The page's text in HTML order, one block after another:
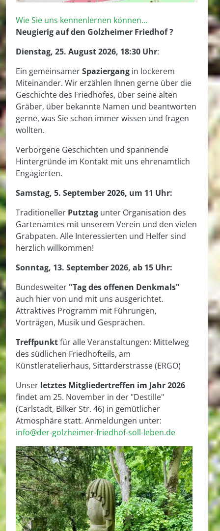
Wie Sie uns kennenlernen können...
Neugierig auf den Golzheimer Friedhof ?
Dienstag, 25. August 2026, 18:30 Uhr:
Ein gemeinsamerSpaziergang in lockerem
Miteinander. Wir erzählen Ihnen gerne über die
Geschichte des Friedhofes, über seine alten
Gräber, über bekannte Namen und beantworten
gerne, was Sie schon immer wissen und fragen
wollten.
Verborgene Geschichten und spannende
Hintergründe im Kontakt mit uns ehrenamtlich
Engagierten.
Samstag, 5. September 2026, um 11 Uhr:
Traditioneller Putztag unter Organisation des
Gartenamtes mit unserem Verein und den vielen
Grabpaten. Alle Interessierten und Helfer sind
herzlich willkommen!
Sonntag, 13. September 2026, ab 15 Uhr:
Bundesweiter "Tag des offenen Denkmals"
auch hier von und mit uns ausgerichtet.
Attraktives Programm mit Führungen,
Vorträgen, Musik und Gesprächen.
Treffpunktfür alle Veranstaltungen: Mittelweg
des südlichen Friedhofteils, am
Künstleratelierhaus, Sittarderstrasse (ERGO)
Unser letztes Mitgliedertreffen im Jahr 2026
findet am 25. November in der "Destille"
(Carlstadt, Bilker Str. 46) in gemütlicher
Atmosphäre statt. Anmeldungen unter:
info@der-golzheimer-friedhof-soll-leben.de